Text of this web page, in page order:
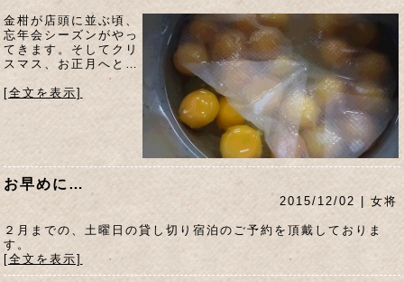
金柑が店頭に並ぶ頃、
忘年会シーズンがやっ
てきます。そしてクリ
スマス、お正月へと…
[全文を表示]
お早めに…
2015/12/02 | 女将
２月までの、土曜日の貸し切り宿泊のご予約を頂戴しておりま
す。
[全文を表示]